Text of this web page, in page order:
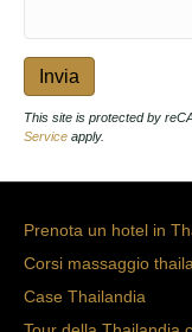
This site is protected by
Service apply.
Prenota un hotel in
Corsi massaggio
Case Thailandia